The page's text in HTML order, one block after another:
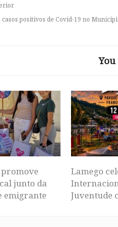
positivos de Covid-19 no
promove
junto da
emigrante
Lamego
Juventude